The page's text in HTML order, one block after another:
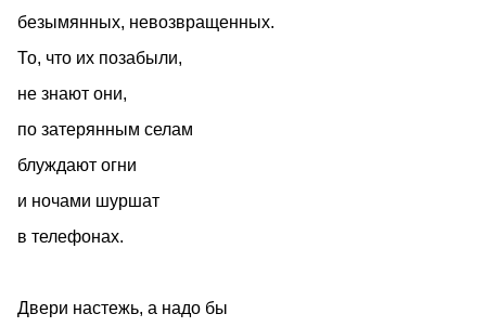
безымянных, невозвращенных.
То, что их позабыли,
не знают они,
по затерянным селам
блуждают огни
и ночами шуршат
в телефонах.
Двери настежь, а надо бы